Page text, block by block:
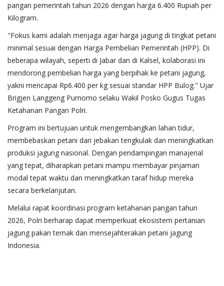
pangan pemerintah tahun 2026 dengan harga 6.400 Rupiah per
Kilogram.
"Fokus kami adalah menjaga agar harga jagung di tingkat petani
minimal sesuai dengan Harga Pembelian Pemerintah (HPP). Di
beberapa wilayah, seperti di Jabar dan di Kalsel, kolaborasi ini
mendorong pembelian harga yang berpihak ke petani jagung,
yakni mencapai Rp6.400 per kg sesuai standar HPP Bulog." Ujar
Brigjen Langgeng Purnomo selaku Wakil Posko Gugus Tugas
Ketahanan Pangan Polri.
Program ini bertujuan untuk mengembangkan lahan tidur,
membebaskan petani dari jebakan tengkulak dan meningkatkan
produksi jagung nasional. Dengan pendampingan manajerial
yang tepat, diharapkan petani mampu membayar pinjaman
modal tepat waktu dan meningkatkan taraf hidup mereka
secara berkelanjutan.
Melalui rapat koordinasi program ketahanan pangan tahun
2026, Polri berharap dapat memperkuat ekosistem pertanian
jagung pakan ternak dan mensejahterakan petani jagung
Indonesia.